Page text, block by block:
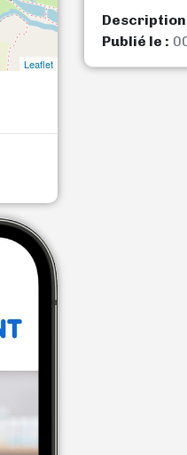
Leaflet
Description
Publié le :